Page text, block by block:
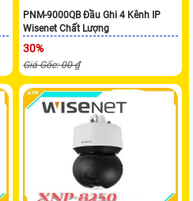
PNM-9000QB Đầu Ghi 4 Kênh IP
Wisenet Chất Lượng
30%
Giá Gốc: 00 ₫